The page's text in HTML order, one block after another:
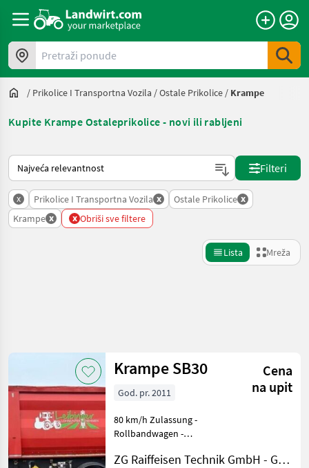
Pretraži ponude
/ Prikolice I Transportna Vozila /Ostale Prikolice / Krampe
Kupite Krampe Ostaleprikolice - novi ili rabljeni
Način na koji sortira Landwirt.com
Filteri
x Prikolice I Transportna Vozila x Ostale Prikolice x
Krampe x x Obriši sve filtere
Lista Mreža
Kategorija 4 Država Filteri
TRENUTNA
PUTANJA
Poljoprivredna
tehnika
Resetuj
Prikaži 3
rezultata
Krampe SB30
Cena
na upit
God. pr. 2011
80 km/h Zulassung -
Rollbandwagen -
m - Volumen 51 cbm -
ZG Raiffeisen Technik GmbH - Gebrauchtmaschinenzentrum